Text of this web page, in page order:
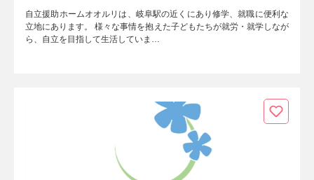
自立援助ホームオオルリは、岐阜駅の近くにあり修学、就職に便利な
立地にあります。 様々な事情を抱えた子どもたちが就労・就学しなが
ら、自立を目指して生活していま…